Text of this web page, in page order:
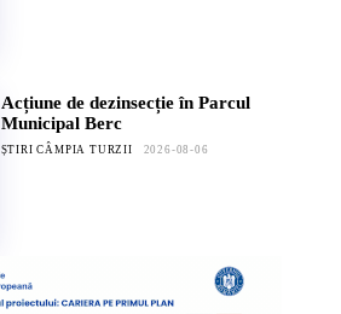
Acțiune de dezinsecție în Parcul
Municipal Berc
ȘTIRI CÂMPIA TURZII 2026-08-06